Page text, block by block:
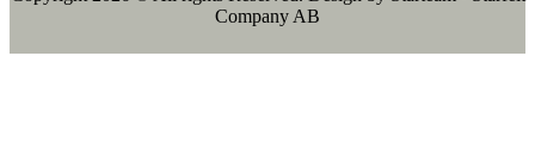
Company AB